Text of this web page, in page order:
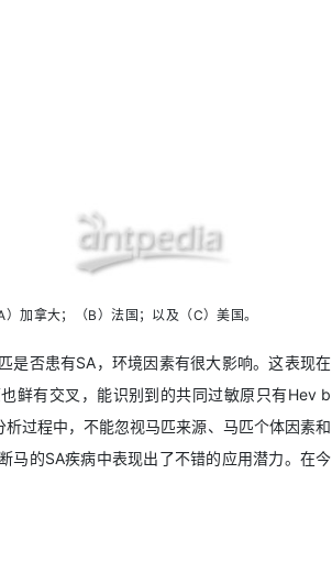
加拿大；（B）法国；以及（C）美国。
是否患有SA，环境因素有很大影响。这表现在
鲜有交叉，能识别到的共同过敏原只有Hev b
过程中，不能忽视马匹来源、马匹个体因素和
马的SA疾病中表现出了不错的应用潜力。在今